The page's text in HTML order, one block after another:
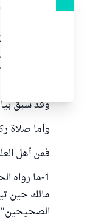
الحمد
السجود
وقد سبق
وأما صلاة
فمن أهل
1-ما رواه
مالك حين
الصحيحين" (5/